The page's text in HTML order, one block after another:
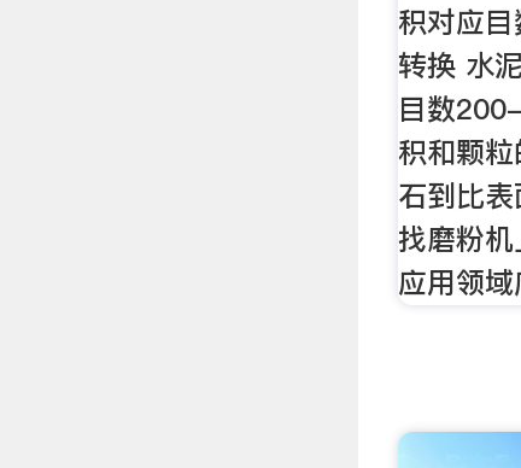
积对应
转换 水
目数
积和颗
石到比
找磨粉
应用领